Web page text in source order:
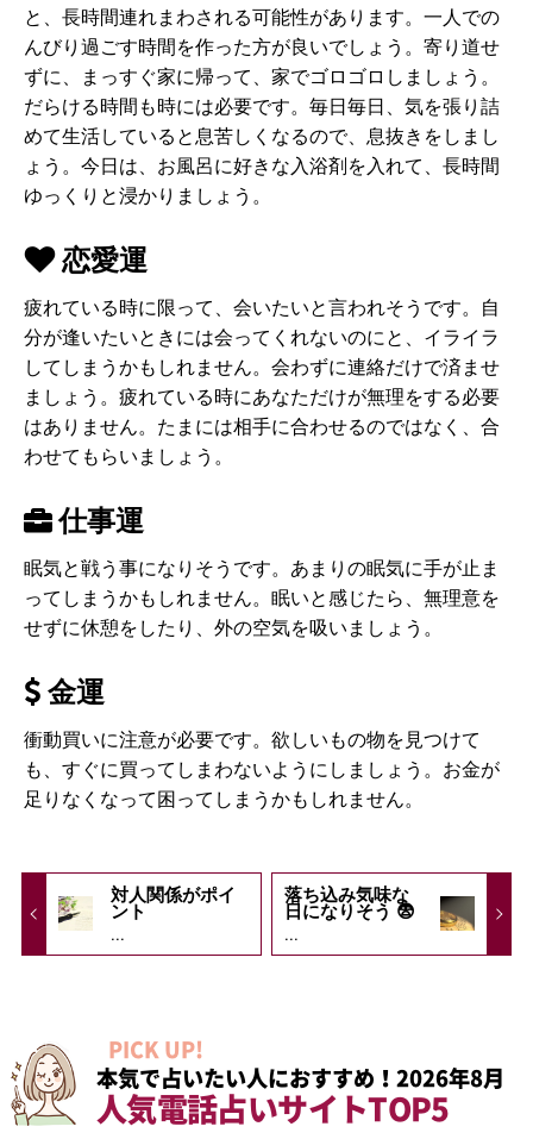
と、長時間連れまわされる可能性があります。一人での
んびり過ごす時間を作った方が良いでしょう。寄り道せ
ずに、まっすぐ家に帰って、家でゴロゴロしましょう。
だらける時間も時には必要です。毎日毎日、気を張り詰
めて生活していると息苦しくなるので、息抜きをしまし
ょう。今日は、お風呂に好きな入浴剤を入れて、長時間
ゆっくりと浸かりましょう。
恋愛運
疲れている時に限って、会いたいと言われそうです。自
分が逢いたいときには会ってくれないのにと、イライラ
してしまうかもしれません。会わずに連絡だけで済ませ
ましょう。疲れている時にあなただけが無理をする必要
はありません。たまには相手に合わせるのではなく、合
わせてもらいましょう。
仕事運
眠気と戦う事になりそうです。あまりの眠気に手が止ま
ってしまうかもしれません。眠いと感じたら、無理意を
せずに休憩をしたり、外の空気を吸いましょう。
金運
衝動買いに注意が必要です。欲しいもの物を見つけて
も、すぐに買ってしまわないようにしましょう。お金が
足りなくなって困ってしまうかもしれません。
対人関係がポイ
ント
...
落ち込み気味な
日になりそう 😨
...
PICK UP!
本気で占いたい人におすすめ！2026年8月
人気電話占いサイトTOP5